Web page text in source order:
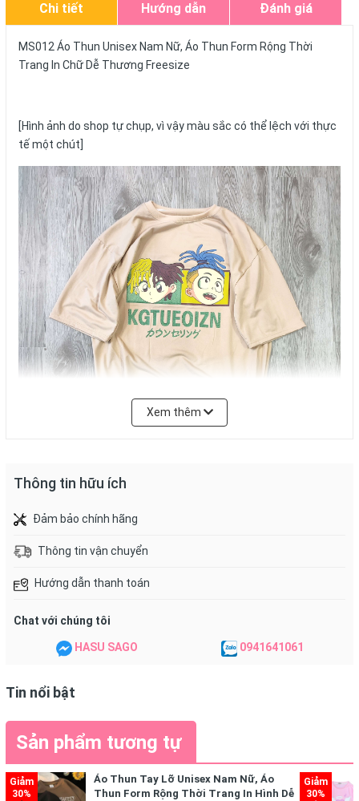
Chi tiết Hướng dẫn Đánh giá
MS012 Áo Thun Unisex Nam Nữ, Áo Thun Form Rộng Thời
Trang In Chữ Dễ Thương Freesize
[Hình ảnh do shop tự chụp, vì vậy màu sắc có thể lệch với thực
tế một chút]
- Kích cỡ sản phẩm: Dài áo 70cm x Rộng áo 54cm x Dài tay
24cm x Rộng tay 18cm
Xem thêm
Thông tin hữu ích
Đảm bảo chính hãng
Thông tin vận chuyển
Hướng dẫn thanh toán
Chat với chúng tôi
HASU SAGO 0941641061
Tin nổi bật
Sản phẩm tương tự
Áo Thun Tay Lỡ Unisex Nam Nữ, Áo
Thun Form Rộng Thời Trang In Hình Dễ